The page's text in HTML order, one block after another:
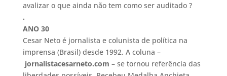
avalizar o que ainda não tem como ser auditado ?
.
ANO 30
Cesar Neto é jornalista e colunista de política na
imprensa (Brasil) desde 1992. A coluna –
jornalistacesarneto.com – se tornou referência das